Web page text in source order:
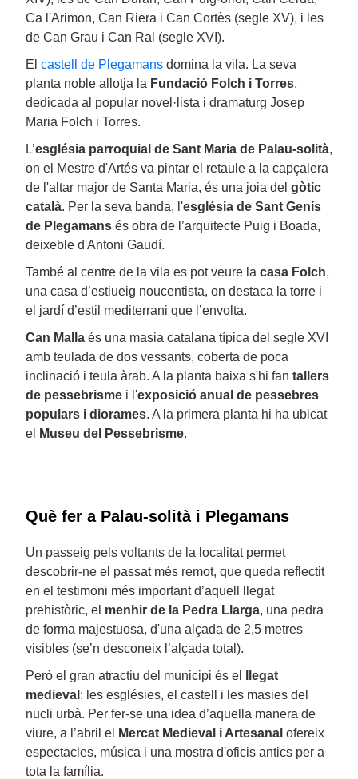
Ca l'Arimon, Can Riera i Can Cortès (segle XV), i les
de Can Grau i Can Ral (segle XVI).
El castell de Plegamans domina la vila. La seva
planta noble allotja la Fundació Folch i Torres,
dedicada al popular novel·lista i dramaturg Josep
Maria Folch i Torres.
L’església parroquial de Sant Maria de Palau-solità,
on el Mestre d'Artés va pintar el retaule a la capçalera
de l'altar major de Santa Maria, és una joia del gòtic
català. Per la seva banda, l'església de Sant Genís
de Plegamans és obra de l’arquitecte Puig i Boada,
deixeble d'Antoni Gaudí.
També al centre de la vila es pot veure la casa Folch,
una casa d’estiueig noucentista, on destaca la torre i
el jardí d’estil mediterrani que l’envolta.
Can Malla és una masia catalana típica del segle XVI
amb teulada de dos vessants, coberta de poca
inclinació i teula àrab. A la planta baixa s'hi fan tallers
de pessebrisme i l'exposició anual de pessebres
populars i diorames. A la primera planta hi ha ubicat
el
Museu del Pessebrisme.
Què fer a Palau-solità i Plegamans
Un passeig pels voltants de la localitat permet
descobrir-ne el passat més remot, que queda reflectit
en el testimoni més important d’aquell llegat
prehistòric, el menhir de la Pedra Llarga, una pedra
de forma majestuosa, d'una alçada de 2,5 metres
visibles (se’n desconeix l’alçada total).
Però el gran atractiu del municipi és el
llegat
medieval : les esglésies, el castell i les masies del
nucli urbà. Per fer-se una idea d’aquella manera de
viure, a l’abril el
Mercat Medieval i Artesanal ofereix
espectacles, música i una mostra d'oficis antics per a
tota la família.